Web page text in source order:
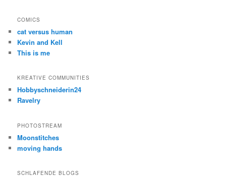
COMICS
cat versus human
Kevin and Kell
This is me
KREATIVE COMMUNITIES
Hobbyschneiderin24
Ravelry
PHOTOSTREAM
Moonstitches
moving hands
SCHLAFENDE BLOGS